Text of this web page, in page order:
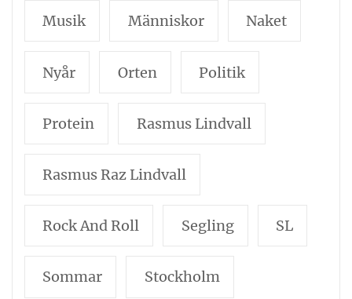
Musik Människor Naket
Nyår Orten Politik
Protein Rasmus Lindvall
Rasmus Raz Lindvall
Rock And Roll Segling SL
Sommar Stockholm